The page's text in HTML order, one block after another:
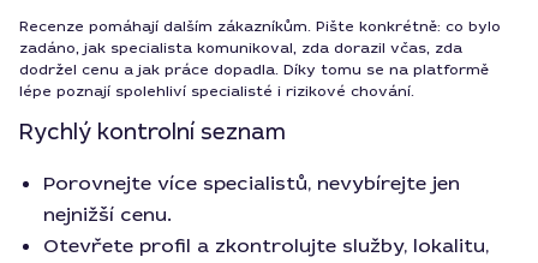
Recenze pomáhají dalším zákazníkům. Pište konkrétně: co bylo
zadáno, jak specialista komunikoval, zda dorazil včas, zda
dodržel cenu a jak práce dopadla. Díky tomu se na platformě
lépe poznají spolehliví specialisté i rizikové chování.
Rychlý kontrolní seznam
Porovnejte více specialistů, nevybírejte jen
nejnižší cenu.
Otevřete profil a zkontrolujte služby, lokalitu,